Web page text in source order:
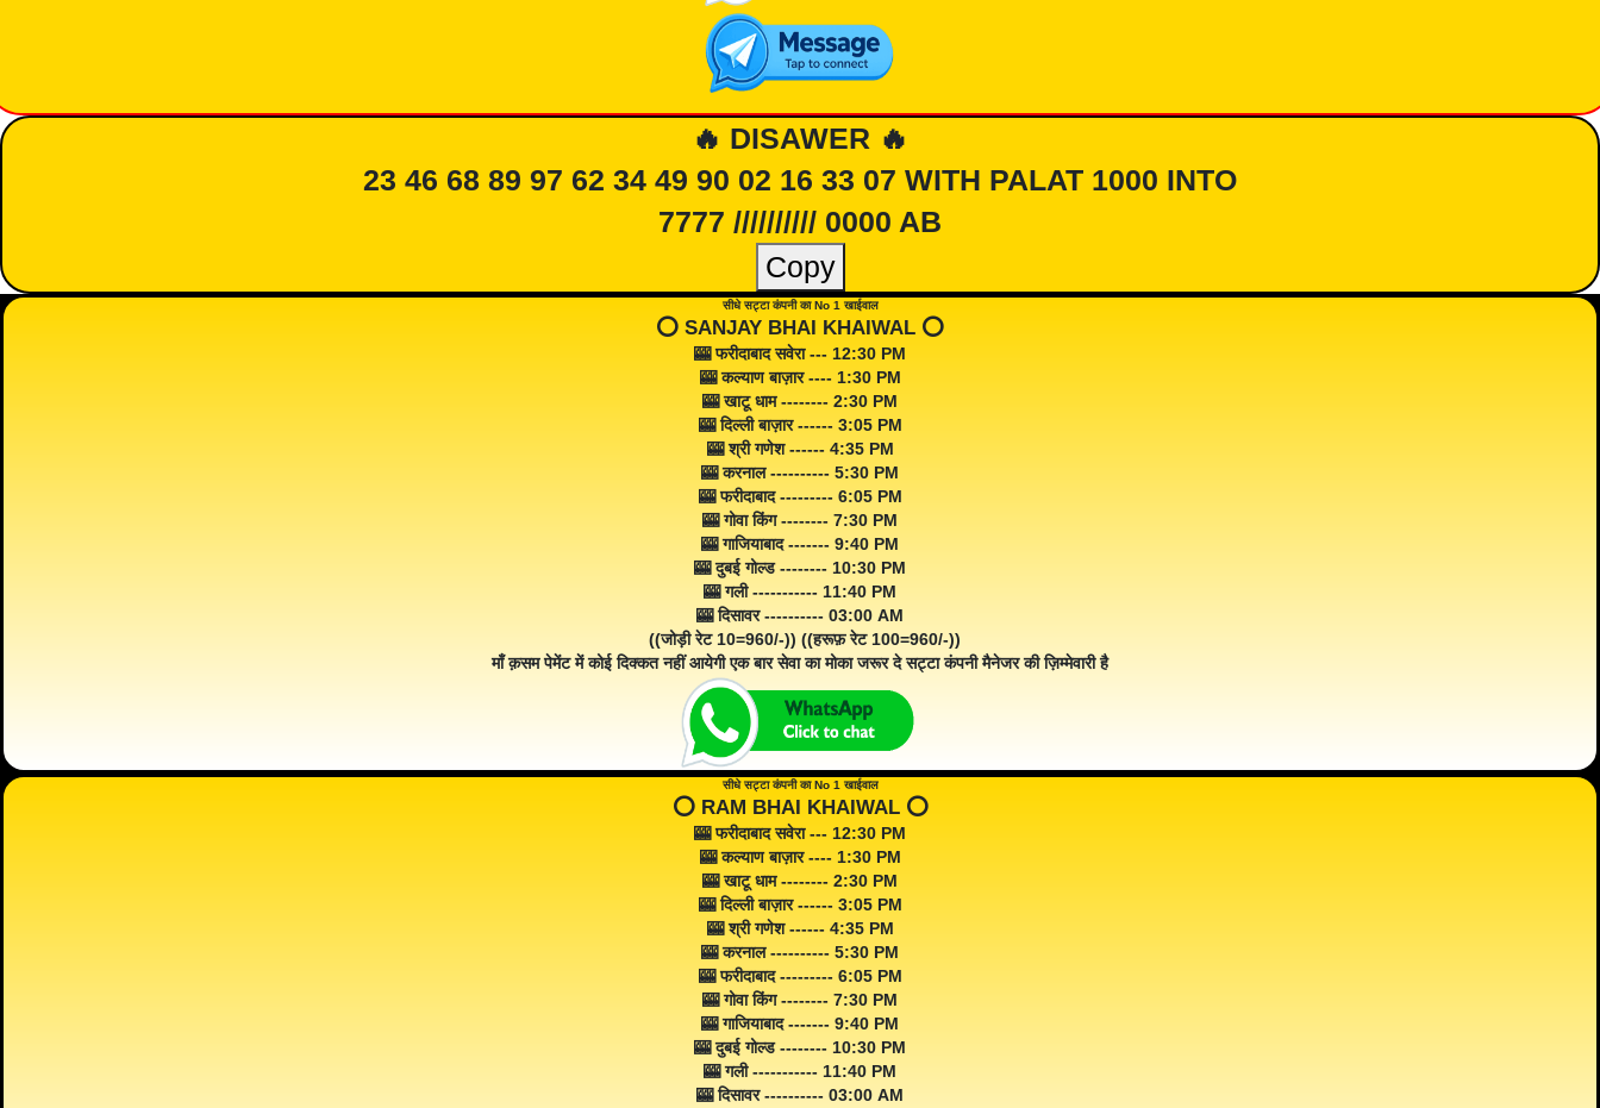
🔥 DISAWER 🔥
23 46 68 89 97 62 34 49 90 02 16 33 07 WITH PALAT 1000 INTO
7777 ////////// 0000 AB
Copy
सीधे सट्टा कंपनी का No 1 खाईवाल
⭕️ SANJAY BHAI KHAIWAL ⭕️
🎰 फरीदाबाद सवेरा --- 12:30 PM
🎰 कल्याण बाज़ार ---- 1:30 PM
🎰 खाटू धाम -------- 2:30 PM
🎰 दिल्ली बाज़ार ------ 3:05 PM
🎰 श्री गणेश ------ 4:35 PM
🎰 करनाल ---------- 5:30 PM
🎰 फरीदाबाद --------- 6:05 PM
🎰 गोवा किंग -------- 7:30 PM
🎰 गाजियाबाद ------- 9:40 PM
🎰 दुबई गोल्ड -------- 10:30 PM
🎰 गली ----------- 11:40 PM
🎰 दिसावर ---------- 03:00 AM
((जोड़ी रेट 10=960/-)) ((हरूफ़ रेट 100=960/-))
माँ क़सम पेमेंट में कोई दिक्कत नहीं आयेगी एक बार सेवा का मोका जरूर दे सट्टा कंपनी मैनेजर की ज़िम्मेवारी है
सीधे सट्टा कंपनी का No 1 खाईवाल
⭕️ RAM BHAI KHAIWAL ⭕️
🎰 फरीदाबाद सवेरा --- 12:30 PM
🎰 कल्याण बाज़ार ---- 1:30 PM
🎰 खाटू धाम -------- 2:30 PM
🎰 दिल्ली बाज़ार ------ 3:05 PM
🎰 श्री गणेश ------ 4:35 PM
🎰 करनाल ---------- 5:30 PM
🎰 फरीदाबाद --------- 6:05 PM
🎰 गोवा किंग -------- 7:30 PM
🎰 गाजियाबाद ------- 9:40 PM
🎰 दुबई गोल्ड -------- 10:30 PM
🎰 गली ----------- 11:40 PM
🎰 दिसावर ---------- 03:00 AM